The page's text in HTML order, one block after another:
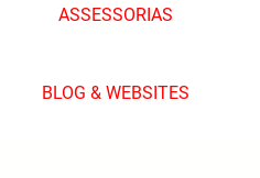
ASSESSORIAS
BLOG & WEBSITES